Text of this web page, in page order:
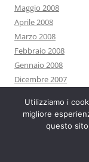
Maggio 2008
Aprile 2008
Marzo 2008
Febbraio 2008
Gennaio 2008
Dicembre 2007
Ottobre 2007
Settembre 2007
Utilizziamo i
migliore
questo